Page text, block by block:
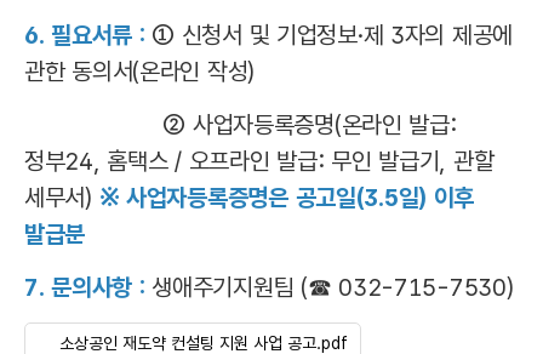
6. 필요서류 : ① 신청서 및 기업정보·제 3자의 제공에
관한 동의서(온라인 작성)
② 사업자등록증명(온라인 발급:
정부24, 홈택스 / 오프라인 발급: 무인 발급기, 관할
세무서) ※ 사업자등록증명은 공고일(3.5일) 이후
발급분
7. 문의사항 : 생애주기지원팀 (☎ 032-715-7530)
소상공인 재도약 컨설팅 지원 사업 공고.pdf